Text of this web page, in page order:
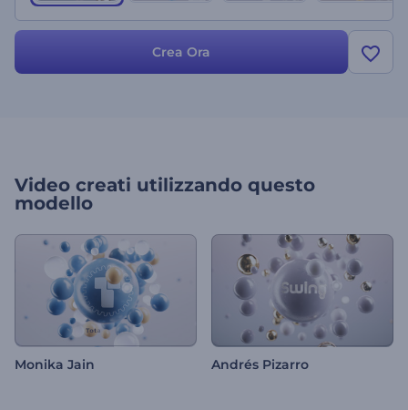
Crea Ora
Video creati utilizzando questo
modello
Monika Jain Andrés Pizarro